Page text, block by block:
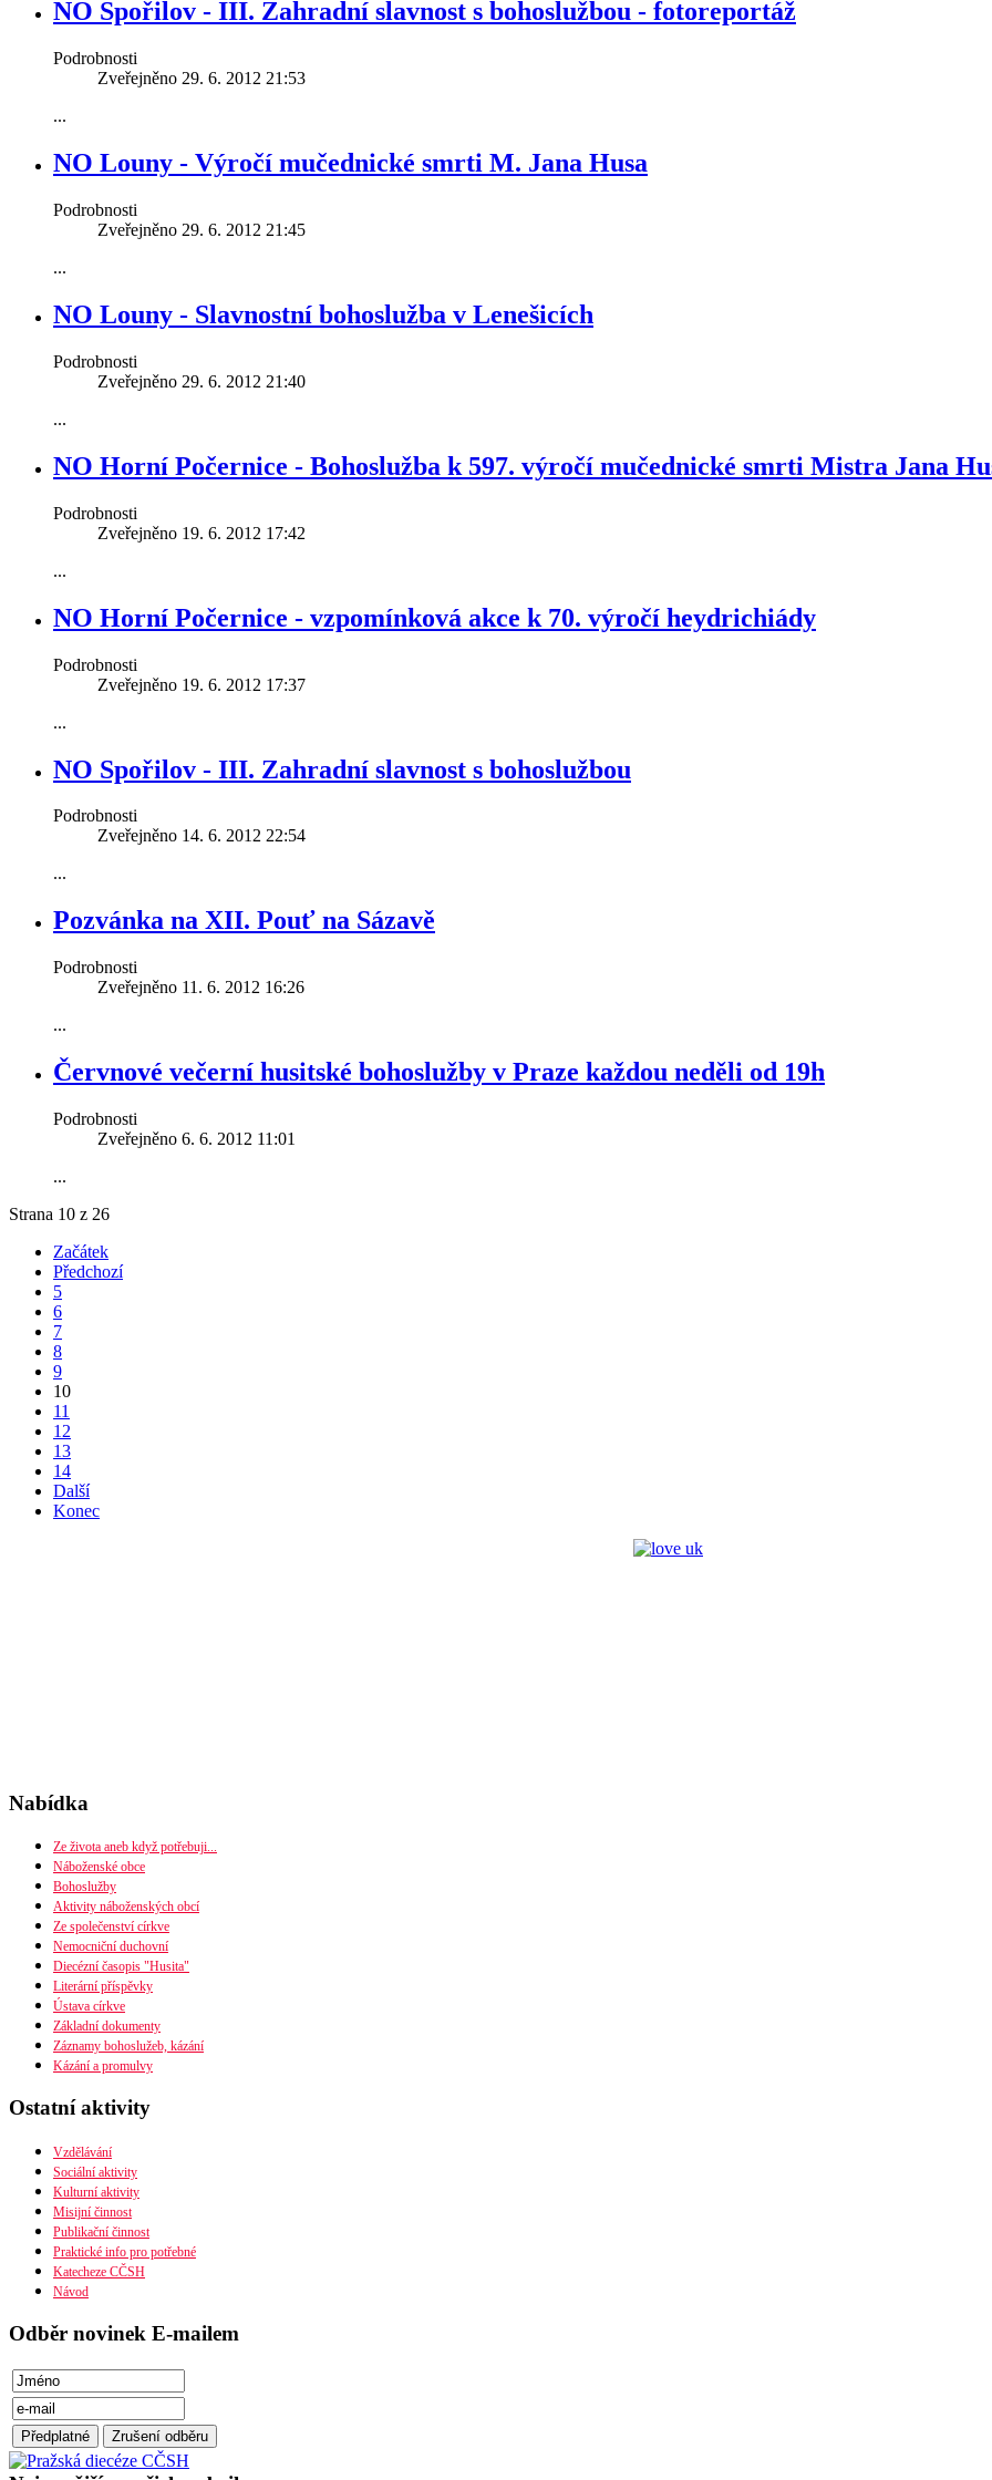
NO Spořilov - III. Zahradní slavnost s bohoslužbou - fotoreportáž
Podrobnosti
Zveřejněno 29. 6. 2012 21:53
...
NO Louny - Výročí mučednické smrti M. Jana Husa
Podrobnosti
Zveřejněno 29. 6. 2012 21:45
...
NO Louny - Slavnostní bohoslužba v Lenešicích
Podrobnosti
Zveřejněno 29. 6. 2012 21:40
...
NO Horní Počernice - Bohoslužba k 597. výročí mučednické smrti Mistra Jana
Podrobnosti
Zveřejněno 19. 6. 2012 17:42
...
NO Horní Počernice - vzpomínková akce k 70. výročí heydrichiády
Podrobnosti
Zveřejněno 19. 6. 2012 17:37
...
NO Spořilov - III. Zahradní slavnost s bohoslužbou
Podrobnosti
Zveřejněno 14. 6. 2012 22:54
...
Pozvánka na XII. Pouť na Sázavě
Podrobnosti
Zveřejněno 11. 6. 2012 16:26
...
Červnové večerní husitské bohoslužby v Praze každou neděli od 19h
Podrobnosti
Zveřejněno 6. 6. 2012 11:01
...
Strana 10 z 26
Začátek
Předchozí
5
6
7
8
9
10
11
12
13
14
Další
Konec
Nabídka
Ze života aneb když potřebuji...
Náboženské obce
Seznam náboženských obcí
Mapa diecéze
Bohoslužby
Aktivity náboženských obcí
Ze společenství církve
Nemocniční duchovní
Diecézní časopis "Husita"
Časopis Husita
Předplatné
Prodejní místa
Kontakty
Literární příspěvky
Ústava církve
PDF verze ke stažení
Preambule
Ustanovení všobecná
Organizační uspořádání
Diecéze
Ústřední rada
Husitská fakulta
Základní dokumenty
Záznamy bohoslužeb, kázání
Kázání a promulvy
Ostatní aktivity
Vzdělávání
Sociální aktivity
Kulturní aktivity
Misijní činnost
Publikační činnost
Praktické info pro potřebné
Katecheze CČSH
Návod
Odběr novinek E-mailem